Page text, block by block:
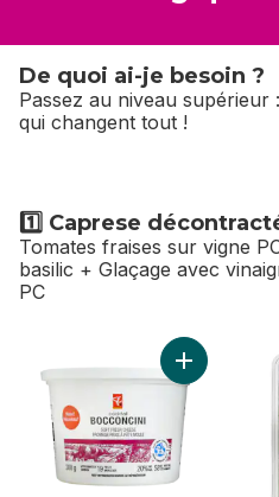
De quoi ai-je besoin ?
Passez au niveau
qui changent tout !
1️⃣ Caprese
Tomates fraises sur vigne
basilic + Glaçage avec
PC
sauter 1️⃣ Caprese
Ajouter